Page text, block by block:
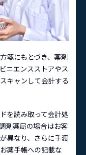
箋にもとづき、薬剤
ニエンスストアやス
キャンして会計する
を読み取って会計処
剤薬局の場合はお客
異なり、さらに手渡
薬手帳への記載な